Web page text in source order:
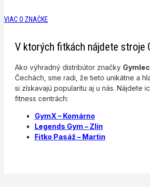
VIAC O ZNAČKE
V ktorých fitkách nájdete stroje
Ako výhradný distribútor značky
Čechách, sme radi, že tieto unikátne a
si získavajú popularitu aj u nás. Nájdete
fitness centrách:
GymX – Komárno
Legends Gym – Zlín
Fitko Pasáž – Martin